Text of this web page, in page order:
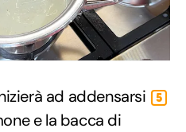
ad addensarsi 5
e la bacca di